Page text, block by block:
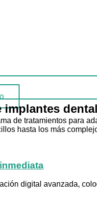
implantes
de tratamientos para
hasta los más
digital avanzada,